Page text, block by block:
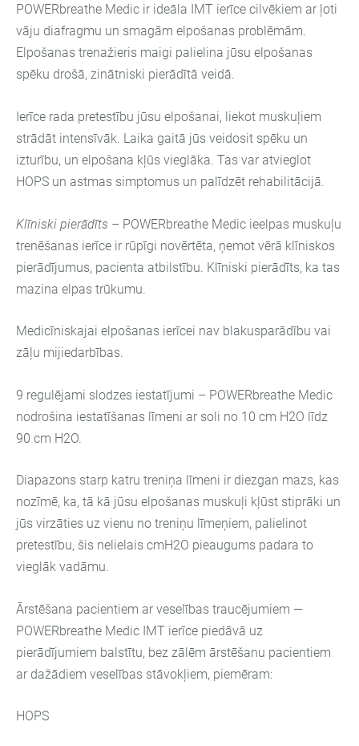
POWERbreathe Medic ir ideāla IMT ierīce cilvēkiem ar ļoti
vāju diafragmu un smagām elpošanas problēmām.
Elpošanas trenažieris maigi palielina jūsu elpošanas
spēku drošā, zinātniski pierādītā veidā.
Ierīce rada pretestību jūsu elpošanai, liekot muskuļiem
strādāt intensīvāk. Laika gaitā jūs veidosit spēku un
izturību, un elpošana kļūs vieglāka. Tas var atvieglot
HOPS un astmas simptomus un palīdzēt rehabilitācijā.
Klīniski pierādīts – POWERbreathe Medic ieelpas muskuļu
trenēšanas ierīce ir rūpīgi novērtēta, ņemot vērā klīniskos
pierādījumus, pacienta atbilstību. Klīniski pierādīts, ka tas
mazina elpas trūkumu.
Medicīniskajai elpošanas ierīcei nav blakusparādību vai
zāļu mijiedarbības.
9 regulējami slodzes iestatījumi – POWERbreathe Medic
nodrošina iestatīšanas līmeni ar soli no 10 cm H2O līdz
90 cm H2O.
Diapazons starp katru treniņa līmeni ir diezgan mazs, kas
nozīmē, ka, tā kā jūsu elpošanas muskuļi kļūst stiprāki un
jūs virzāties uz vienu no treniņu līmeņiem, palielinot
pretestību, šis nelielais cmH2O pieaugums padara to
vieglāk vadāmu.
Ārstēšana pacientiem ar veselības traucējumiem —
POWERbreathe Medic IMT ierīce piedāvā uz
pierādījumiem balstītu, bez zālēm ārstēšanu pacientiem
ar dažādiem veselības stāvokļiem, piemēram:
HOPS